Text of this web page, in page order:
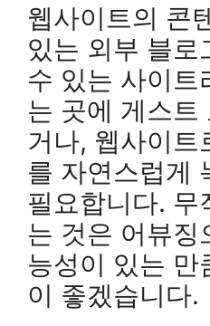
웹사이트의 콘
있는 외부 블로
수 있는 사이트
는 곳에 게스트
거나, 웹사이트
를 자연스럽게
필요합니다. 무
는 것은 어뷰징
능성이 있는 만
이 좋겠습니다.